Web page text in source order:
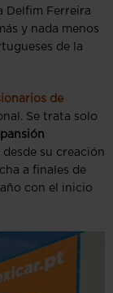
Delfim Ferreira
y nada menos
de la
de
Se trata solo
su creación
a finales de
con el inicio